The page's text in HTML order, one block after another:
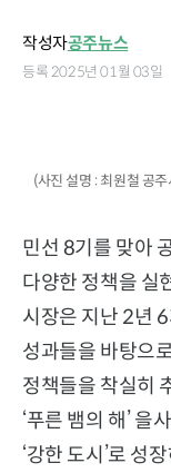
작성자공주뉴스
등록 2025년 01월 03일
(사진 설명 : 최원철 공
민선 8기를 맞아
다양한 정책을 실
시장은 지난 2년
성과들을 바탕으
정책들을 착실히
‘푸른 뱀의 해’ 을
‘강한 도시’로 성